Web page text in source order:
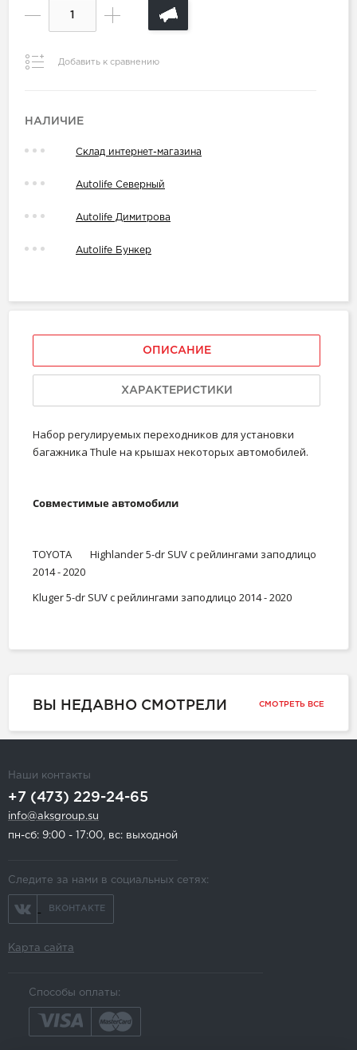
Добавить к сравнению
НАЛИЧИЕ
Склад интернет-магазина
Autolife Северный
Autolife Димитрова
Autolife Бункер
ОПИСАНИЕ
ХАРАКТЕРИСТИКИ
Набор регулируемых переходников для установки
багажника Thule на крышах некоторых автомобилей.
Совместимые автомобили
TOYOTA
Highlander 5-dr SUV с рейлингами заподлицо
2014 - 2020
Kluger 5-dr SUV с рейлингами заподлицо 2014 - 2020
ВЫ НЕДАВНО СМОТРЕЛИ СМОТРЕТЬ ВСЕ
Наши контакты
+7 (473) 229-24-65
info@aksgroup.su
пн-сб: 9:00 - 17:00, вс: выходной
Следите за нами в социальных сетях:
ВКОНТАКТЕ
Карта сайта
Способы оплаты: